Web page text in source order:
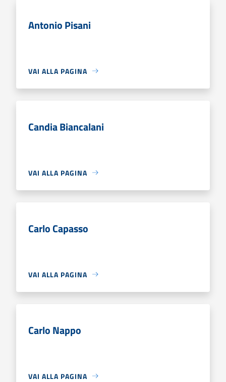
Antonio Pisani
VAI ALLA PAGINA
Candia Biancalani
VAI ALLA PAGINA
Carlo Capasso
VAI ALLA PAGINA
Carlo Nappo
VAI ALLA PAGINA